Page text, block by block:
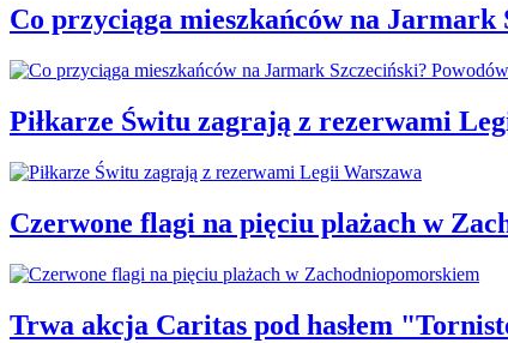
Co przyciąga mieszkańców na
Piłkarze Świtu zagrają z rezerwami
Czerwone flagi na pięciu plażach w
Trwa akcja Caritas pod hasłem